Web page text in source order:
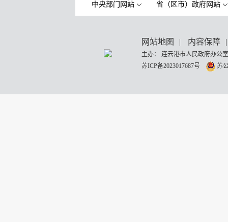
中央部门网站 省（区市）政府网站
网站地图 | 内容保障 |
主办： 连云港市人民政府办
苏ICP备2023017687号
苏